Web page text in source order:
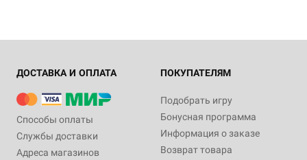
ДОСТАВКА И ОПЛАТА
Способы оплаты
Службы доставки
Адреса магазинов
ПОКУПАТЕЛЯМ
Подобрать игру
Бонусная программа
Информация о заказе
Возврат товара